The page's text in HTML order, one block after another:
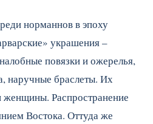
норманнов в эпоху
украшения –
повязки и ожерелья,
наручные браслеты. Их
Распространение
Востока. Оттуда же